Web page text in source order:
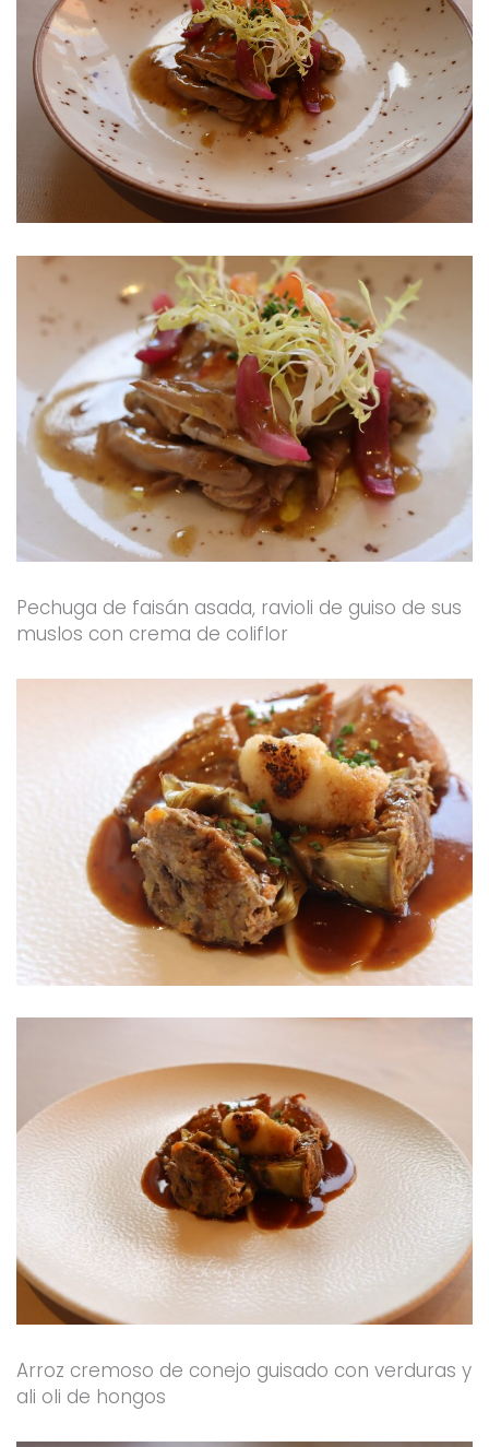
Pechuga de faisán asada, ravioli de guiso de sus
muslos con crema de coliflor
Arroz cremoso de conejo guisado con verduras y
ali oli de hongos